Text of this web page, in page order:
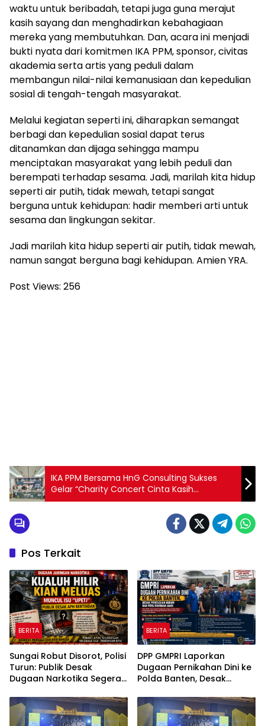
waktu untuk beribadah, tetapi juga guna merajut
kasih sayang dan menghadirkan kebahagiaan
mereka yang membutuhkan. Dan, acara ini menjadi
bukti nyata dari komitmen IKA PPM, sponsor, civitas
akademia serta artis yang peduli dalam
membangun nilai-nilai kemanusiaan dan kepedulian
sosial di tengah-tengah masyarakat.
Melalui kegiatan seperti ini, diharapkan semangat
berbagi dan kepedulian sosial dapat terus
ditanamkan dan dijaga sehingga mampu
menciptakan masyarakat yang lebih peduli dan
berempati terhadap sesama. Jadi, marilah kita hidup
seperti air putih, tidak mewah, tetapi sangat
berguna untuk kehidupan: hadir memberi arti untuk
sesama dan lingkungan sekitar.
Jadi marilah kita hidup seperti air putih, tidak mewah,
namun sangat berguna bagi kehidupan. Amien YRA.
Post Views: 256
IKA PPM Bersama HnG Consulting Sukses
Gelar “Charity Concert Cinta Kasih
Ramadhan 2026”, Tebar Kebaikan Kepada
Pos Terkait
BERITA
Sungai Robut Disorot, Polisi
Turun: Publik Desak
Dugaan Narkotika Segera
BERITA
DPP GMPRI Laporkan
Dugaan Pernikahan Dini ke
Polda Banten, Desak
Perlindungan Anak